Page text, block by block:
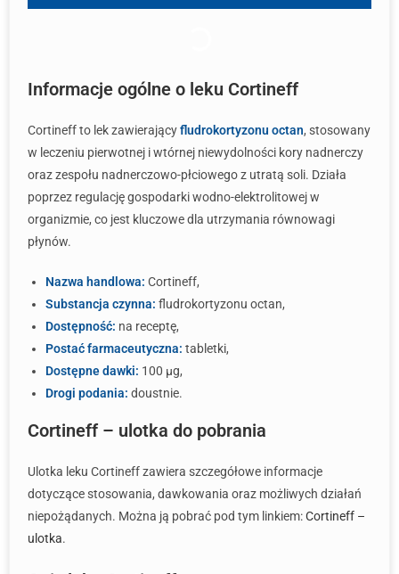
Informacje ogólne o leku Cortineff
Cortineff to lek zawierającyfludrokortyzonu octan, stosowany
w leczeniu pierwotnej i wtórnej niewydolności kory nadnerczy
oraz zespołu nadnerczowo-płciowego z utratą soli. Działa
poprzez regulację gospodarki wodno-elektrolitowej w
organizmie, co jest kluczowe dla utrzymania równowagi
płynów.
Nazwa handlowa: Cortineff,
Substancja czynna: fludrokortyzonu octan,
Dostępność: na receptę,
Postać farmaceutyczna: tabletki,
Dostępne dawki: 100 μg,
Drogi podania: doustnie.
Cortineff – ulotka do pobrania
Ulotka leku Cortineff zawiera szczegółowe informacje
dotyczące stosowania, dawkowania oraz możliwych działań
niepożądanych. Można ją pobrać pod tym linkiem:Cortineff –
ulotka.